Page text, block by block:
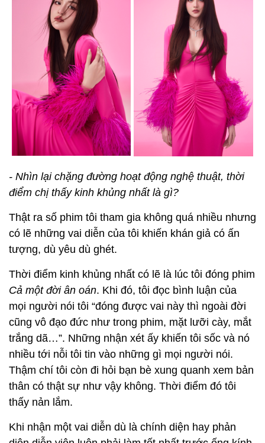
- Nhìn lại chặng đường hoạt động nghệ thuật, thời
điểm chị thấy kinh khủng nhất là gì?
Thật ra số phim tôi tham gia không quá nhiều nhưng
có lẽ những vai diễn của tôi khiến khán giả có ấn
tượng, dù yêu dù ghét.
Thời điểm kinh khủng nhất có lẽ là lúc tôi đóng phim
Cả một đời ân oán. Khi đó, tôi đọc bình luận của
mọi người nói tôi “đóng được vai này thì ngoài đời
cũng vô đạo đức như trong phim, mặt lưỡi cày, mắt
trắng dã…”. Những nhận xét ấy khiến tôi sốc và nó
nhiều tới nỗi tôi tin vào những gì mọi người nói.
Thậm chí tôi còn đi hỏi bạn bè xung quanh xem bản
thân có thật sự như vậy không. Thời điểm đó tôi
thấy nản lắm.
Khi nhận một vai diễn dù là chính diện hay phản